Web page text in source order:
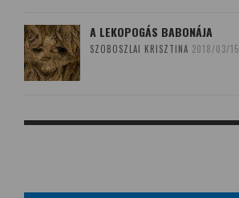
A LEKOPOGÁS BABONÁJA
SZOBOSZLAI KRISZTINA 2018/03/15